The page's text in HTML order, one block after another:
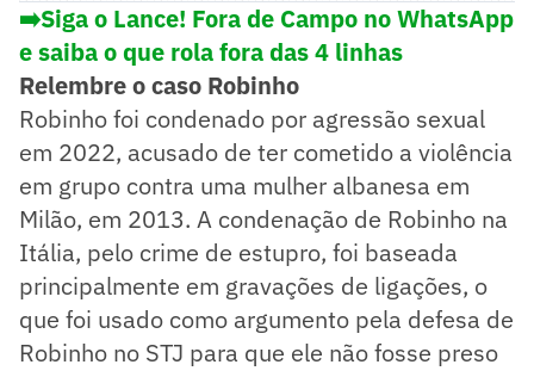
➡️Siga o Lance! Fora de Campo no WhatsApp
e saiba o que rola fora das 4 linhas
Relembre o caso Robinho
Robinho foi condenado por agressão sexual
em 2022, acusado de ter cometido a violência
em grupo contra uma mulher albanesa em
Milão, em 2013. A condenação de Robinho na
Itália, pelo crime de estupro, foi baseada
principalmente em gravações de ligações, o
que foi usado como argumento pela defesa de
Robinho no STJ para que ele não fosse preso